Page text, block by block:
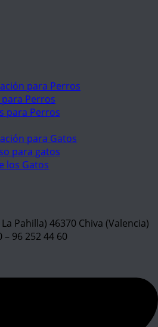
para Perros
Perros
para Perros
para Gatos
para gatos
los Gatos
Pahilla) 46370 Chiva (Valencia)
– 96 252 44 60